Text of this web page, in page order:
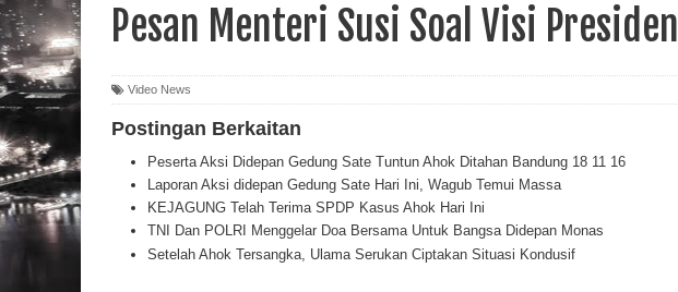
Pesan Menteri Susi Soal Visi Presiden
Video News
Postingan Berkaitan
Peserta Aksi Didepan Gedung Sate Tuntun Ahok Ditahan Bandung 18 11 16
Laporan Aksi didepan Gedung Sate Hari Ini, Wagub Temui Massa
KEJAGUNG Telah Terima SPDP Kasus Ahok Hari Ini
TNI Dan POLRI Menggelar Doa Bersama Untuk Bangsa Didepan Monas
Setelah Ahok Tersangka, Ulama Serukan Ciptakan Situasi Kondusif